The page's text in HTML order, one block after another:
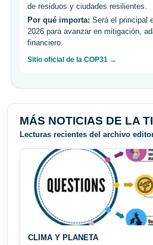
de residuos y ciudades resilientes.
Por qué importa: Será el principal
2026 para avanzar en mitigación,
financiero.
Sitio oficial de la COP31 →
MÁS NOTICIAS DE LA
Lecturas recientes del archivo
CLIMA Y PLANETA